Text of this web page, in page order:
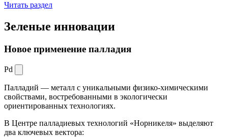
Читать раздел
Зеленые инновации
Новое применение палладия
Pd
Палладий — металл с уникальными физико-химическими
свойствами, востребованными в экологически
ориентированных технологиях.
В Центре палладиевых технологий «Норникеля» выделяют
два ключевых вектора: